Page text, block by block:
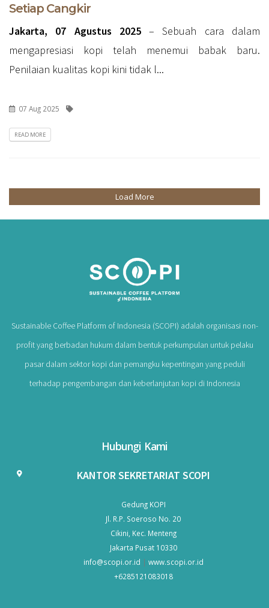
Setiap Cangkir
Jakarta, 07 Agustus 2025– Sebuah cara dalam
mengapresiasi kopi telah menemui babak baru.
Penilaian kualitas kopi kini tidak l...
07 Aug 2025
READ MORE
Load More
Sustainable Coffee Platform of Indonesia (SCOPI) adalah organisasi non-
profit yang berbadan hukum dalam bentuk perkumpulan untuk pelaku
pasar dalam sektor kopi dan pemangku kepentingan yang peduli
terhadap pengembangan dan keberlanjutan kopi di Indonesia
Hubungi Kami
KANTOR SEKRETARIAT SCOPI
Gedung KOPI
Jl. R.P. Soeroso No. 20
Cikini, Kec. Menteng
Jakarta Pusat 10330
info@scopi.or.id | www.scopi.or.id
+6285121083018